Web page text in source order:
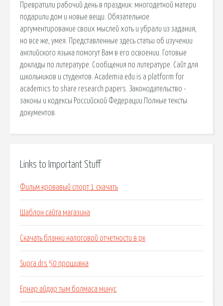
Превратили рабочий день в праздник: многодетной матери
подарили дом и новые вещи. Обязательное
аргументирование своих мыслей хоть и убрали из задания,
но все же, умея. Представленные здесь статьи об изучении
английского языка помогут Вам в его освоении. Готовые
доклады по литературе. Сообщения по литературе. Сайт для
школьников и студентов. Academia.edu is a platform for
academics to share research papers. Законодательство -
законы и кодексы Российской Федерации.Полные тексты
документов.
Links to Important Stuff
Фильм кровавый спорт 1 скачать
Шаблон сайта магазина
Скачать бланки налоговой отчетности в рк
Supra drs 50 прошивка
Ернар айдар тым болмаса минус